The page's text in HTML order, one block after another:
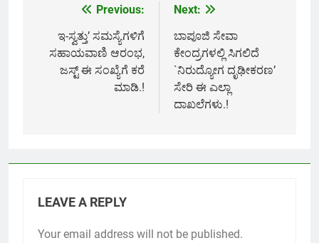
navigation
Previous:
ಇ-ಸ್ವತ್ತು’ ಸಮಸ್ಯೆಗಳಿಗೆ
ಸಹಾಯವಾಣಿ ಆರಂಭ,
ಜಸ್ಟ್ ಈ ಸಂಖ್ಯೆಗೆ ಕರೆ
ಮಾಡಿ.!
Next:
ಬಾಪೂಜಿ ಸೇವಾ
ಕೇಂದ್ರಗಳಲ್ಲಿ ಸಿಗಲಿದೆ
`ನಿರುದ್ಯೋಗ ದೃಢೀಕರಣ’
ಸೇರಿ ಈ ಎಲ್ಲಾ
ದಾಖಲೆಗಳು.!
LEAVE A REPLY
Your email address will not be published.